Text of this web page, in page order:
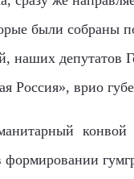
были собраны
наших депутатов
Россия», врио